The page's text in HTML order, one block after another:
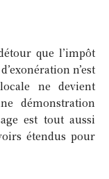
que l’impôt
n’est
ne devient
démonstration
est tout aussi
étendus pour